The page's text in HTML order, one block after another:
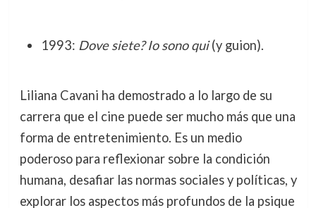
1993: Dove siete? Io sono qui(y guion).
Liliana Cavani ha demostrado a lo largo de su
carrera que el cine puede ser mucho más que una
forma de entretenimiento. Es un medio
poderoso para reflexionar sobre la condición
humana, desafiar las normas sociales y políticas, y
explorar los aspectos más profundos de la psique